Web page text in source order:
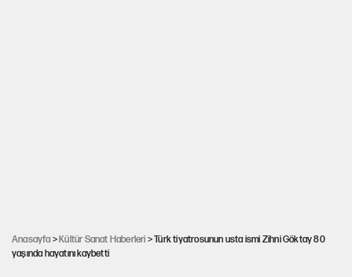
Anasayfa >Kültür Sanat Haberleri > Türk tiyatrosunun usta ismi Zihni Göktay 80
yaşında hayatını kaybetti